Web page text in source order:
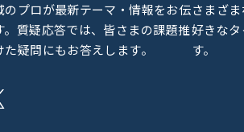
のプロが最新テーマ・情報をお伝
。質疑応答では、皆さまの課題推
た疑問にもお答えします。
さまざ
好きな
す。